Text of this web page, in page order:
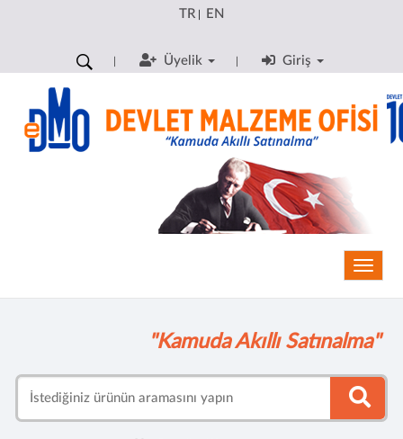
TR| EN
Üyelik Giriş
"Kamuda Akıllı Satınalma"